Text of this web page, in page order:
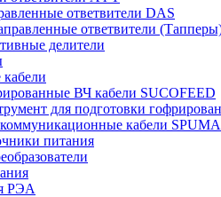
ответвители DAS
ответвители
делители
ВЧ кабели SUCOFEED
для подготовки
кабели SPUMA
питания
РЭА